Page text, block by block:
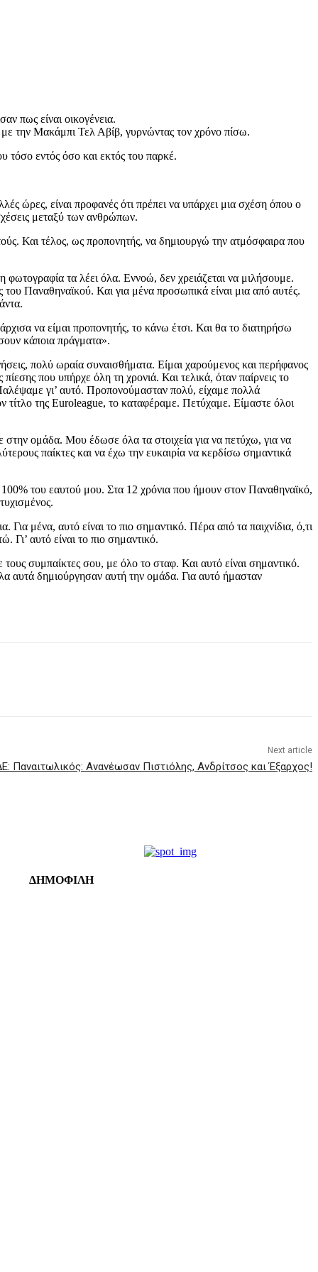
πως είναι οικογένεια.
την Μακάμπι Τελ Αβίβ, γυρνώντας τον χρόνο πίσω.
τόσο εντός όσο και εκτός του παρκέ.
ώρες, είναι προφανές ότι πρέπει να υπάρχει μια σχέση όπου ο
μεταξύ των ανθρώπων.
Και τέλος, ως προπονητής, να δημιουργώ την ατμόσφαιρα που
τα λέει όλα. Εννοώ, δεν χρειάζεται να μιλήσουμε.
Παναθηναϊκού. Και για μένα προσωπικά είναι μια από αυτές.
να είμαι προπονητής, το κάνω έτσι. Και θα το διατηρήσω
κάποια πράγματα».
πολύ ωραία συναισθήματα. Είμαι χαρούμενος και περήφανος
που υπήρχε όλη τη χρονιά. Και τελικά, όταν παίρνεις το
γι’ αυτό. Προπονούμασταν πολύ, είχαμε πολλά
τίτλο της Euroleague, το καταφέραμε. Πετύχαμε. Είμαστε όλοι
ομάδα. Μου έδωσε όλα τα στοιχεία για να πετύχω, για να
παίκτες και να έχω την ευκαιρία να κερδίσω σημαντικά
του εαυτού μου. Στα 12 χρόνια που ήμουν στον Παναθηναϊκό,
μένα, αυτό είναι το πιο σημαντικό. Πέρα από τα παιχνίδια, ό,τι
αυτό είναι το πιο σημαντικό.
συμπαίκτες σου, με όλο το σταφ. Και αυτό είναι σημαντικό.
αυτά δημιούργησαν αυτή την ομάδα. Για αυτό ήμασταν
Next article
Παναιτωλικός: Ανανέωσαν Πιστιόλης, Ανδρίτσος και Έξαρχος!
ΔΗΜΟΦΙΛΗ